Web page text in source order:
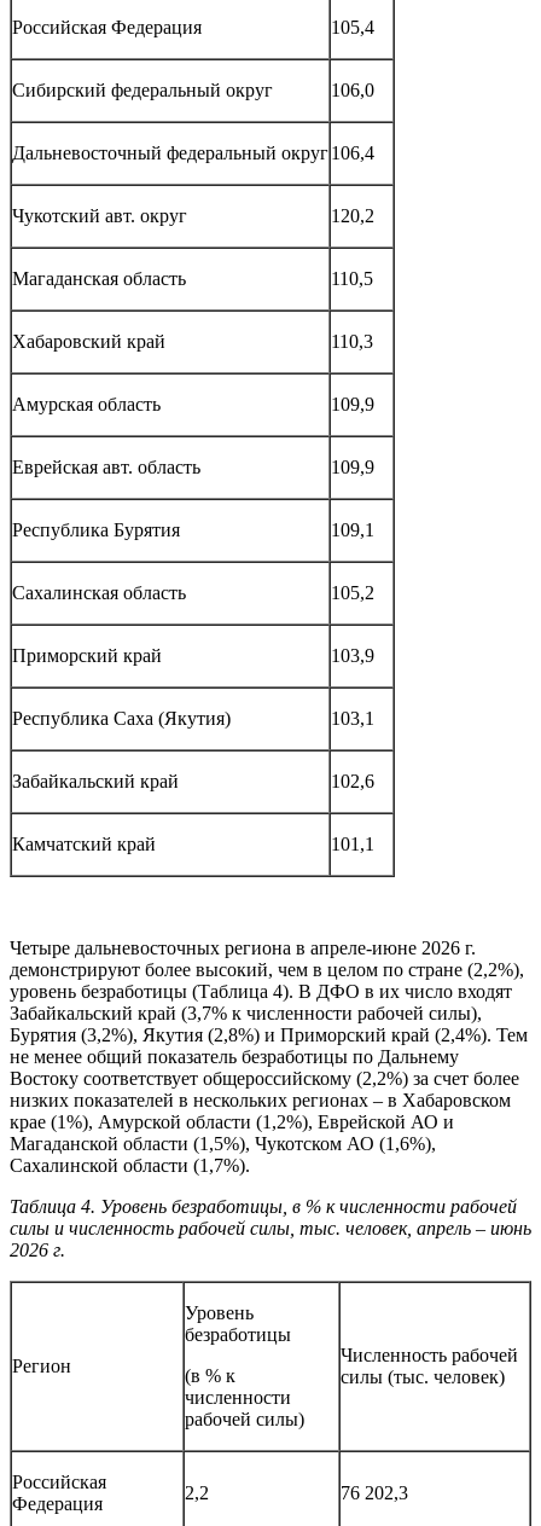
Российская Федерация 105,4
Сибирский федеральный округ 106,0
Дальневосточный федеральный округ106,4
Чукотский авт. округ 120,2
Магаданская область 110,5
Хабаровский край 110,3
Амурская область 109,9
Еврейская авт. область 109,9
Республика Бурятия 109,1
Сахалинская область 105,2
Приморский край 103,9
Республика Саха (Якутия) 103,1
Забайкальский край 102,6
Камчатский край 101,1
Четыре дальневосточных региона в апреле-июне 2026 г.
демонстрируют более высокий, чем в целом по стране (2,2%),
уровень безработицы (Таблица 4). В ДФО в их число входят
Забайкальский край (3,7% к численности рабочей силы),
Бурятия (3,2%), Якутия (2,8%) и Приморский край (2,4%). Тем
не менее общий показатель безработицы по Дальнему
Востоку соответствует общероссийскому (2,2%) за счет более
низких показателей в нескольких регионах – в Хабаровском
крае (1%), Амурской области (1,2%), Еврейской АО и
Магаданской области (1,5%), Чукотском АО (1,6%),
Сахалинской области (1,7%).
Таблица 4. Уровень безработицы, в % к численности рабочей
силы и численность рабочей силы, тыс. человек, апрель – июнь
2026 г.
Регион
Уровень
безработицы
(в % к
численности
рабочей силы)
Численность рабочей
силы (тыс. человек)
Российская
Федерация
2,2 76 202,3